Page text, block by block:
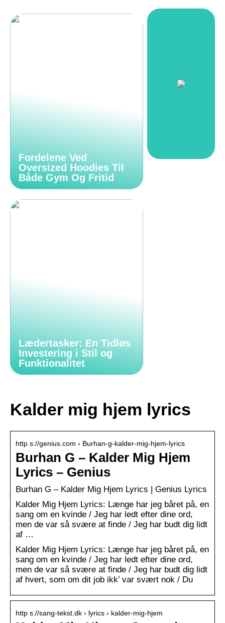
Fordelene Ved
Oversized Hoodies Til
Både Gym Og Fritid
Lædertasker: En Tidløs
Investering i Stil og
Funktionalitet
Kalder mig hjem lyrics
http s://genius.com › Burhan-g-kalder-mig-hjem-lyrics
Burhan G – Kalder Mig Hjem
Lyrics – Genius
Burhan G – Kalder Mig Hjem Lyrics | Genius Lyrics
Kalder Mig Hjem Lyrics: Længe har jeg båret på, en
sang om en kvinde / Jeg har ledt efter dine ord,
men de var så svære at finde / Jeg har budt dig lidt
af …
Kalder Mig Hjem Lyrics: Længe har jeg båret på, en
sang om en kvinde / Jeg har ledt efter dine ord,
men de var så svære at finde / Jeg har budt dig lidt
af hvert, som om dit job ikk’ var svært nok / Du
http s://sang-tekst.dk › lyrics › kalder-mig-hjem